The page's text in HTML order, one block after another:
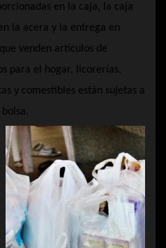
en la caja, la caja
la acera y la entrega en
venden artículos de
para el hogar, licorerías,
y comestibles están sujetas a